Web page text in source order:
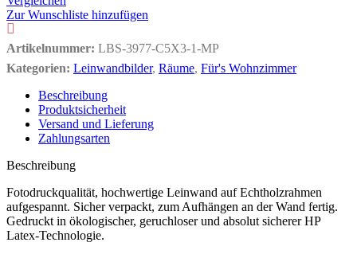
Zur Wunschliste hinzufügen
Artikelnummer: LBS-3977-C5X3-1-MP
Kategorien: Leinwandbilder, Räume, Für's Wohnzimmer
Beschreibung
Produktsicherheit
Versand und Lieferung
Zahlungsarten
Beschreibung
Fotodruckqualität, hochwertige Leinwand auf Echtholzrahmen
aufgespannt. Sicher verpackt, zum Aufhängen an der Wand fertig.
Gedruckt in ökologischer, geruchloser und absolut sicherer HP
Latex-Technologie.